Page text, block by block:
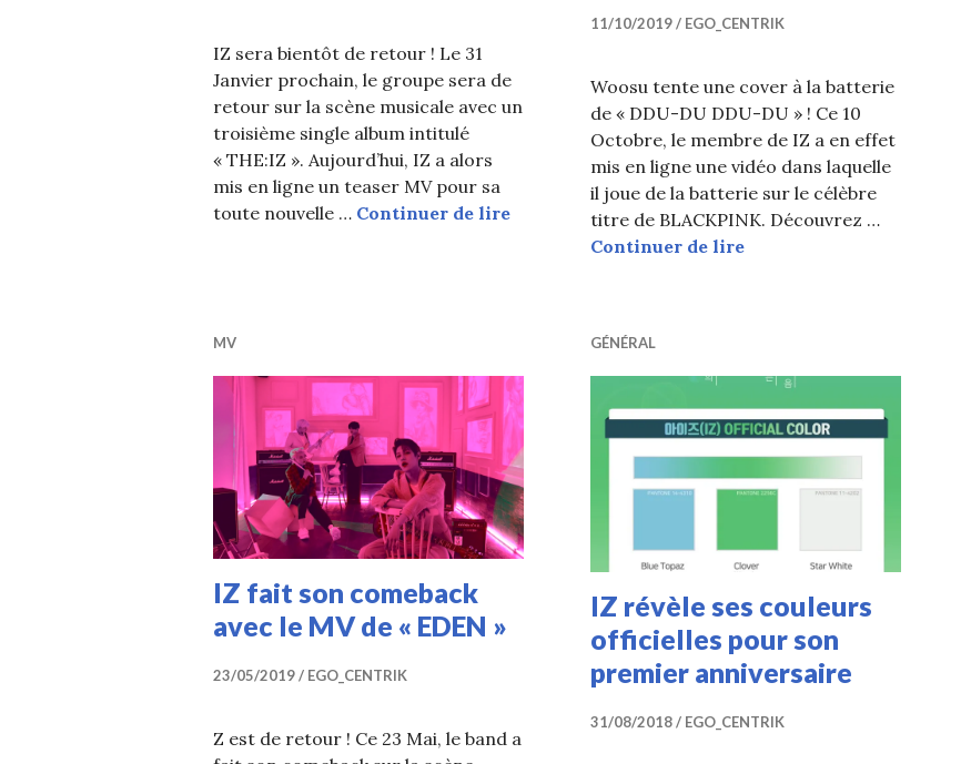
IZ sera bientôt de retour ! Le 31
Janvier prochain, le groupe sera de
retour sur la scène musicale avec un
troisième single album intitulé
« THE:IZ ». Aujourd’hui, IZ a alors
mis en ligne un teaser MV pour sa
toute nouvelle … Continuer de lireIZ met en ligne un teaser MV pour son comeback
11/10/2019 EGO_CENTRIK
Woosu tente une cover à la batterie
de « DDU-DU DDU-DU » ! Ce 10
Octobre, le membre de IZ a en effet
mis en ligne une vidéo dans laquelle
il joue de la batterie sur le célèbre
titre de BLACKPINK. Découvrez …
Continuer de lireWoosu (IZ) réalise une
MV
IZ fait son comeback
avec le MV de « EDEN »
23/05/2019 EGO_CENTRIK
Z est de retour ! Ce 23 Mai, le band a
GÉNÉRAL
IZ révèle ses couleurs
officielles pour son
premier anniversaire
31/08/2018 EGO_CENTRIK